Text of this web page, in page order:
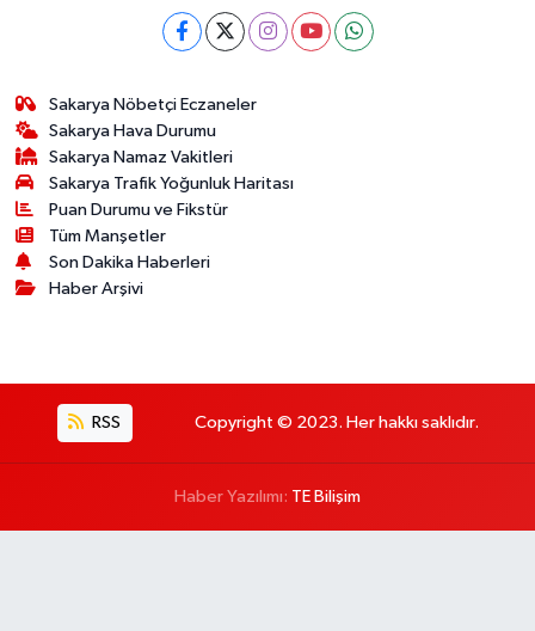
Sakarya Nöbetçi Eczaneler
Sakarya Hava Durumu
Sakarya Namaz Vakitleri
Sakarya Trafik Yoğunluk Haritası
Puan Durumu ve Fikstür
Tüm Manşetler
Son Dakika Haberleri
Haber Arşivi
RSS Copyright © 2023. Her hakkı saklıdır.
Haber Yazılımı: TE Bilişim